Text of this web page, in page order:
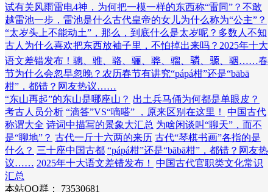
试有关风雨雷电4神，为何把一模一样的东西称“雷同”？ 不敢
越雷池一步，雷池是什么古代皇帝的女儿为什么称为“公主”？
“太岁头上不能动土”，那么，到底什么是太岁呢？多数人不知
古人为什么喜欢把东西放袖子里，不怕掉出来吗？ 2025年十大
语文差错发布！ 骢、骓、骆、骊、骅、骝、𬴊、𫘪、骃……春
节为什么会忽早忽晚？农历春节有讲究“pápá柑”还是“bābā
柑”，都错？网友热议……
“东山再起”的东山是哪座山？ 出土兵马俑为何都是单眼皮？
考古人员分析 “滴答”VS“嘀嗒” ，原来区别在这里！
中国古代
称谓大全 诗词中描写的景象大汇总 为啥闲谈叫“聊天”，而不
是“聊地”？ 古代一斤十六两的来历 古代“琴棋书画”各指的是
什么？ 三十座中国古都 “pápá柑”还是“bābā柑”，都错？网友热
议…… 2025年十大语文差错发布！
中国古代官职类文化常识
汇总
本站QQ群： 73530681